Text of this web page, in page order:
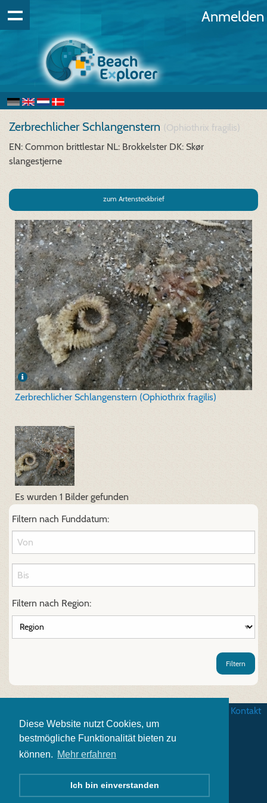
Diese Website nutzt Cookies, um
bestmögliche Funktionalität bieten zu
können. Mehr erfahren
Ich bin einverstanden
Anmelden
Zerbrechlicher Schlangenstern (Ophiothrix fragilis)
EN: Common brittlestar NL: Brokkelster DK: Skør
slangestjerne
zum Artensteckbrief
Zerbrechlicher Schlangenstern (Ophiothrix fragilis)
Es wurden 1 Bilder gefunden
Filtern nach Funddatum:
Filtern nach Region:
Filtern
Kontakt